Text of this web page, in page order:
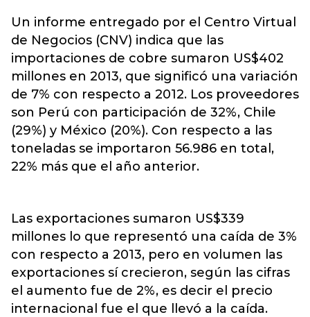
Un informe entregado por el Centro Virtual
de Negocios (CNV) indica que las
importaciones de cobre sumaron US$402
millones en 2013, que significó una variación
de 7% con respecto a 2012. Los proveedores
son Perú con participación de 32%, Chile
(29%) y México (20%). Con respecto a las
toneladas se importaron 56.986 en total,
22% más que el año anterior.
Las exportaciones sumaron US$339
millones lo que representó una caída de 3%
con respecto a 2013, pero en volumen las
exportaciones sí crecieron, según las cifras
el aumento fue de 2%, es decir el precio
internacional fue el que llevó a la caída.